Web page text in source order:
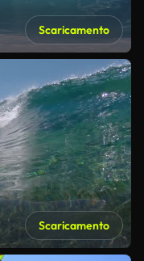
Scaricamento
Scaricamento